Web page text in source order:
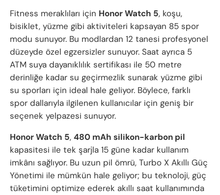
Fitness meraklıları için Honor Watch 5, koşu,
bisiklet, yüzme gibi aktiviteleri kapsayan 85 spor
modu sunuyor. Bu modlardan 12 tanesi profesyonel
düzeyde özel egzersizler sunuyor. Saat ayrıca 5
ATM suya dayanıklılık sertifikası ile 50 metre
derinliğe kadar su geçirmezlik sunarak yüzme gibi
su sporları için ideal hale geliyor. Böylece, farklı
spor dallarıyla ilgilenen kullanıcılar için geniş bir
seçenek yelpazesi sunuyor.
Honor Watch 5, 480 mAh silikon-karbon pil
kapasitesi ile tek şarjla 15 güne kadar kullanım
imkânı sağlıyor. Bu uzun pil ömrü, Turbo X Akıllı Güç
Yönetimi ile mümkün hale geliyor; bu teknoloji, güç
tüketimini optimize ederek akıllı saat kullanımında